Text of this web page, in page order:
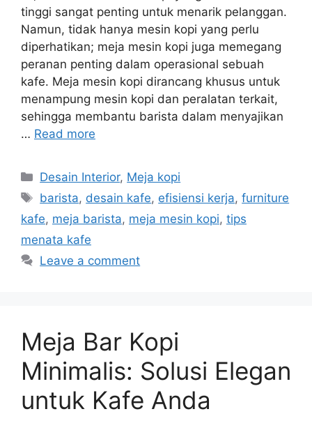
tinggi sangat penting untuk menarik pelanggan.
Namun, tidak hanya mesin kopi yang perlu
diperhatikan; meja mesin kopi juga memegang
peranan penting dalam operasional sebuah
kafe. Meja mesin kopi dirancang khusus untuk
menampung mesin kopi dan peralatan terkait,
sehingga membantu barista dalam menyajikan
… Read more
Categories
Desain Interior, Meja kopi
Tags
barista, desain kafe, efisiensi kerja,furniture
kafe, meja barista, meja mesin kopi, tips
menata kafe
Leave a comment
Meja Bar Kopi
Minimalis: Solusi Elegan
untuk Kafe Anda